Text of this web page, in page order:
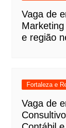
Vaga de
e região
Fortaleza e
Vaga de